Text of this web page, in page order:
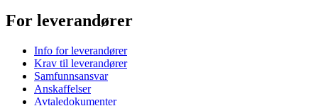
For leverandører
Info for leverandører
Krav til leverandører
Samfunnsansvar
Anskaffelser
Avtaledokumenter